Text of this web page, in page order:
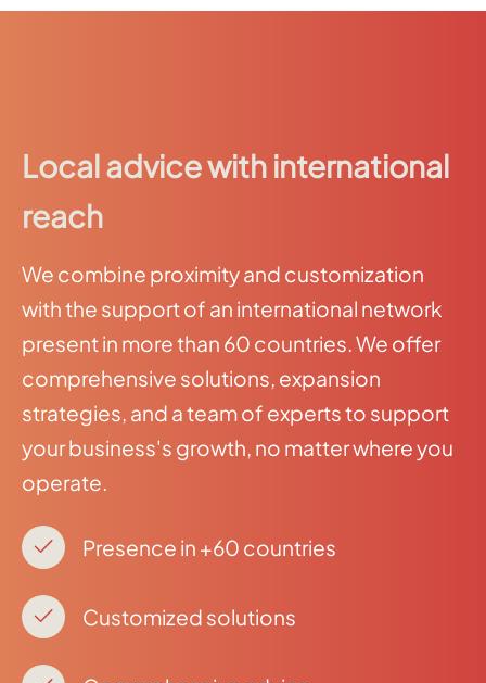
Local advice with international
reach
We combine proximity and customization
with the support of an international network
present in more than 60 countries. We offer
comprehensive solutions, expansion
strategies, and a team of experts to support
your business's growth, no matter where you
operate.
Presence in +60 countries
Customized solutions